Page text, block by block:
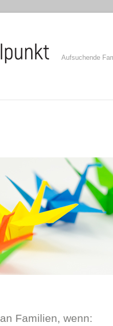
Aufsuchende
Familien, wenn: